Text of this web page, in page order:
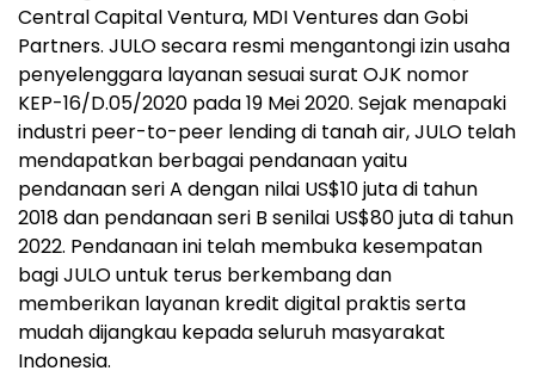
Central Capital Ventura, MDI Ventures dan Gobi
Partners. JULO secara resmi mengantongi izin usaha
penyelenggara layanan sesuai surat OJK nomor
KEP-16/D.05/2020 pada 19 Mei 2020. Sejak menapaki
industri peer-to-peer lending di tanah air, JULO telah
mendapatkan berbagai pendanaan yaitu
pendanaan seri A dengan nilai US$10 juta di tahun
2018 dan pendanaan seri B senilai US$80 juta di tahun
2022. Pendanaan ini telah membuka kesempatan
bagi JULO untuk terus berkembang dan
memberikan layanan kredit digital praktis serta
mudah dijangkau kepada seluruh masyarakat
Indonesia.